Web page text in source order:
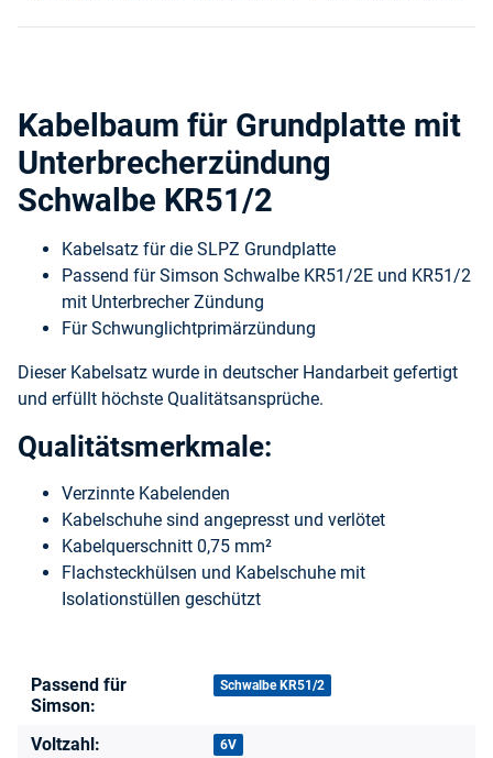
Kabelbaum für Grundplatte mit
Unterbrecherzündung
Schwalbe KR51/2
Kabelsatz für die SLPZ Grundplatte
Passend für Simson Schwalbe KR51/2E und KR51/2
mit Unterbrecher Zündung
Für Schwunglichtprimärzündung
Dieser Kabelsatz wurde in deutscher Handarbeit gefertigt
und erfüllt höchste Qualitätsansprüche.
Qualitätsmerkmale:
Verzinnte Kabelenden
Kabelschuhe sind angepresst und verlötet
Kabelquerschnitt 0,75 mm²
Flachsteckhülsen und Kabelschuhe mit
Isolationstüllen geschützt
Produkteigenschaft
Wert
Passend für
Simson:
Schwalbe KR51/2
Voltzahl: 6V